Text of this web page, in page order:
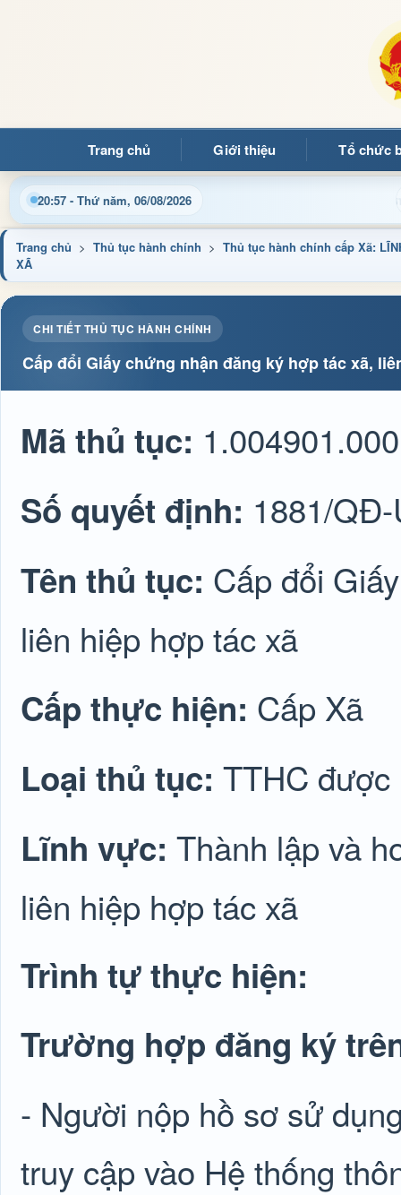
Trang chủ Giới thiệu Tổ chức
20:57 - Thứ năm, 06/08/2026
bạn đọc đến với Trang thông tin điện tử xã Mường Ảng
Trang chủ > Thủ tục hành chính > Thủ tục hành chính cấp Xã:
XÃ
CHI TIẾT THỦ TỤC HÀNH CHÍNH
Cấp đổi Giấy chứng nhận đăng ký hợp tác xã,
Mã thủ tục:
Số quyết định: 1881/
Tên thủ tục: Cấp đổi
liên hiệp hợp tác xã
Cấp thực hiện: Cấp Xã
Loại thủ tục: TTHC được
Lĩnh vực: Thành lập và
liên hiệp hợp tác xã
Trình tự thực hiện:
Trường hợp đăng ký
- Người nộp hồ sơ sử
truy cập vào Hệ thống